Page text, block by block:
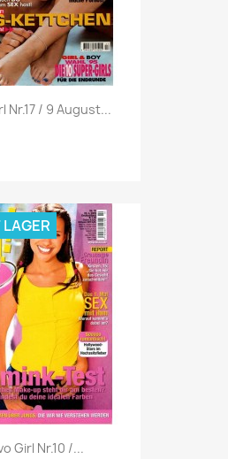
Vorschau
Nr.17 / 9 August...
Vorschau
Girl Nr.10 /...